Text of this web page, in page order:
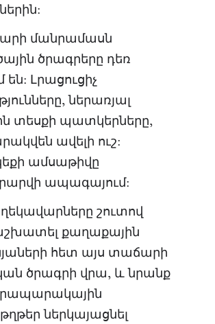
մանրամասն
ծրագրերը դեռ
են: Լրացուցիչ
ներառյալ
տեսքի պատկերները,
ավելի ուշ:
ամսաթիվը
ապագայում:
շուտով
քաղաքային
հետ այս տաճարի
ծրագրի վրա, և նրանք
ներկայացնել